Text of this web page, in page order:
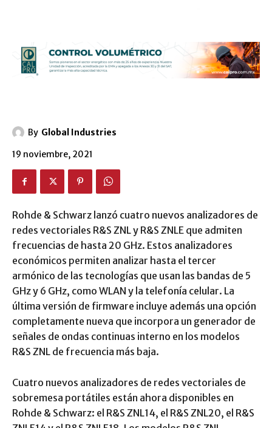
By Global Industries
19 noviembre, 2021
Rohde & Schwarz lanzó cuatro nuevos analizadores de
redes vectoriales R&S ZNL y R&S ZNLE que admiten
frecuencias de hasta 20 GHz. Estos analizadores
económicos permiten analizar hasta el tercer
armónico de las tecnologías que usan las bandas de 5
GHz y 6 GHz, como WLAN y la telefonía celular. La
última versión de firmware incluye además una opción
completamente nueva que incorpora un generador de
señales de ondas continuas interno en los modelos
R&S ZNL de frecuencia más baja.
Cuatro nuevos analizadores de redes vectoriales de
sobremesa portátiles están ahora disponibles en
Rohde & Schwarz: el R&S ZNL14, el R&S ZNL20, el R&S